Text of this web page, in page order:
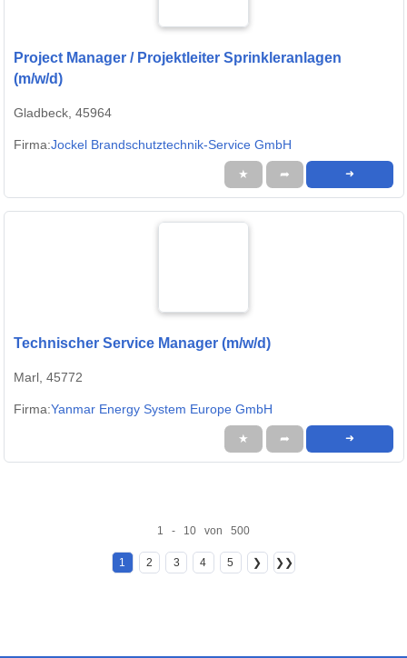
Project Manager / Projektleiter Sprinkleranlagen
(m/w/d)
Gladbeck, 45964
Firma:Jockel Brandschutztechnik-Service GmbH
★ ➦ ➜
Technischer Service Manager (m/w/d)
Marl, 45772
Firma:Yanmar Energy System Europe GmbH
★ ➦ ➜
1 - 10 von 500
1 2 3 4 5 ❯ ❯❯